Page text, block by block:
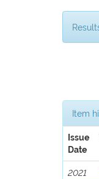
Item
Issue
Date
2021